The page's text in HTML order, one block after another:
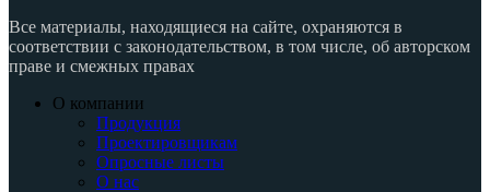
Все материалы, находящиеся на сайте, охраняются в
соответствии с законодательством, в том числе, об авторском
праве и смежных правах
О компании
Продукция
Проектировщикам
Опросные листы
О нас